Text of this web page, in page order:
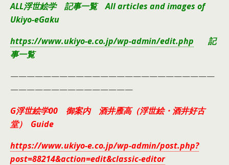
ALL浮世絵学 記事一覧 All articles and images of
Ukiyo-eGaku
https://www.ukiyo-e.co.jp/wp-admin/edit.php 記
事一覧
—————————————————————————
———————————————
G浮世絵学00 御案内 酒井雁高（浮世絵・酒井好古
堂） Guide
https://www.ukiyo-e.co.jp/wp-admin/post.php?
post=88214&action=edit&classic-editor